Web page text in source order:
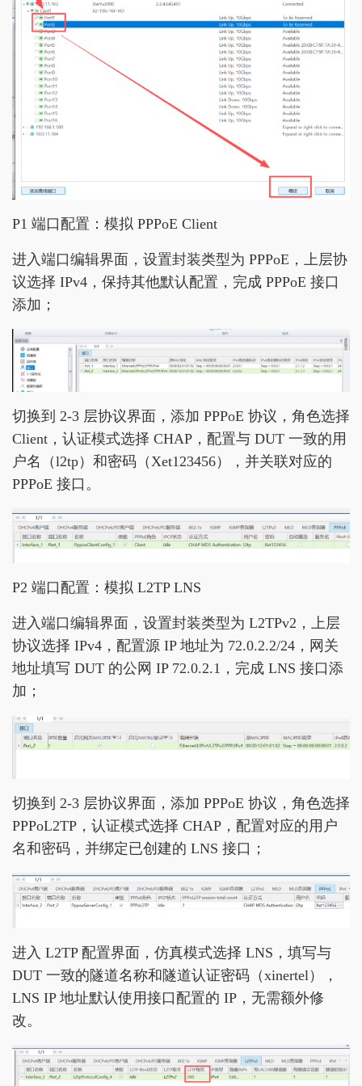
P1 端口配置：模拟 PPPoE Client
进入端口编辑界面，设置封装类型为 PPPoE，上层协
议选择 IPv4，保持其他默认配置，完成 PPPoE 接口
添加；
切换到 2-3 层协议界面，添加 PPPoE 协议，角色选择
Client，认证模式选择 CHAP，配置与 DUT 一致的用
户名（l2tp）和密码（Xet123456），并关联对应的
PPPoE 接口。
P2 端口配置：模拟 L2TP LNS
进入端口编辑界面，设置封装类型为 L2TPv2，上层
协议选择 IPv4，配置源 IP 地址为 72.0.2.2/24，网关
地址填写 DUT 的公网 IP 72.0.2.1，完成 LNS 接口添
加；
切换到 2-3 层协议界面，添加 PPPoE 协议，角色选择
PPPoL2TP，认证模式选择 CHAP，配置对应的用户
名和密码，并绑定已创建的 LNS 接口；
进入 L2TP 配置界面，仿真模式选择 LNS，填写与
DUT 一致的隧道名称和隧道认证密码（xinertel），
LNS IP 地址默认使用接口配置的 IP，无需额外修
改。